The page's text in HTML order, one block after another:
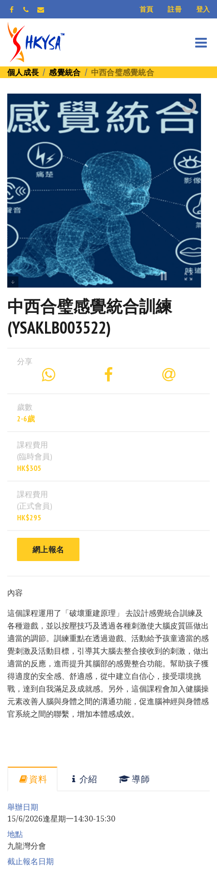
首頁 註冊 登入
個人成長 感覺統合 中西合璧感覺統合
中西合璧感覺統合訓練
(YSAKLB003522)
分享
歲數
2-6歲
課程費用
(臨時會員)
HK$305
課程費用
(正式會員)
HK$295
網上報名
內容
這個課程運用了「破壞重建原理」 去設計感覺統合訓練及
各種遊戲，並以按壓技巧及透過各種刺激使大腦皮質區做出
適當的調節。訓練重點在透過遊戲、活動給予孩童適當的感
覺刺激及活動目標，引導其大腦去整合接收到的刺激，做出
適當的反應，進而提升其腦部的感覺整合功能。幫助孩子獲
得適度的安全感、舒適感，從中建立自信心，接受環境挑
戰，達到自我滿足及成就感。另外，這個課程會加入健腦操
元素改善人腦與身體之間的溝通功能，促進腦神經與身體感
官系統之間的聯繫，增加本體感成效。
資料 介紹 導師
舉辦日期
15/6/2026逢星期一14:30-15:30
地點
九龍灣分會
截止報名日期